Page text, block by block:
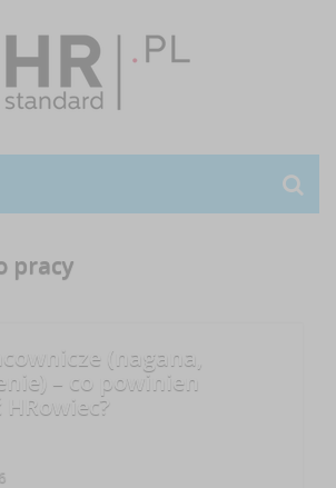
pracy
(nagana,
– co powinien
HRowiec?